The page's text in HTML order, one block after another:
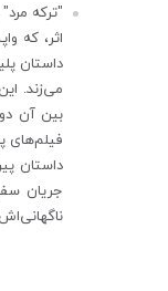
اثر، که
داستان
می‌زند.
بین آن
فیلم‌های
داستان
جریان